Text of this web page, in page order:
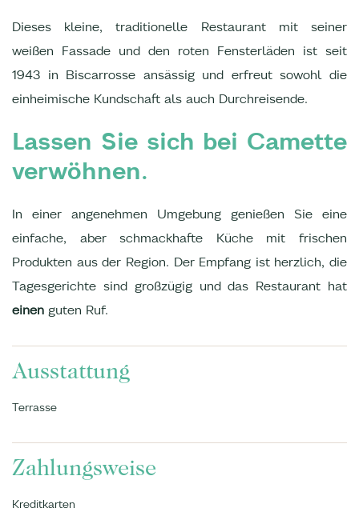
Dieses kleine, traditionelle Restaurant mit seiner
weißen Fassade und den roten Fensterläden ist seit
1943 in Biscarrosse ansässig und erfreut sowohl die
einheimische Kundschaft als auch Durchreisende.
Lassen Sie sich bei Camette
verwöhnen.
In einer angenehmen Umgebung genießen Sie eine
einfache, aber schmackhafte Küche mit frischen
Produkten aus der Region. Der Empfang ist herzlich, die
Tagesgerichte sind großzügig und das Restaurant hat
einen guten Ruf.
Ausstattung
Terrasse
Zahlungsweise
Kreditkarten